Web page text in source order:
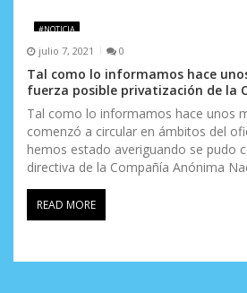
#NOTICIA
julio 7, 2021 0
Tal como lo informamos hace
fuerza posible privatización de la
Tal como lo informamos hace unos
comenzó a circular en ámbitos del
hemos estado averiguando se pudo
directiva de la Compañía Anónima
READ MORE